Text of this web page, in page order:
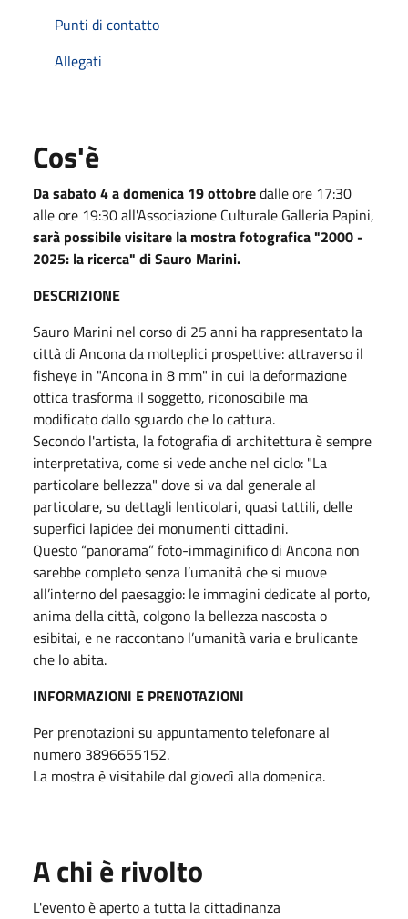
Punti di contatto
Allegati
Cos'è
Da sabato 4 a domenica 19 ottobredalle ore 17:30
alle ore 19:30 all'Associazione Culturale Galleria Papini,
sarà possibile visitare la mostra fotografica "2000 -
2025: la ricerca" di Sauro Marini.
DESCRIZIONE
Sauro Marini nel corso di 25 anni ha rappresentato la
città di Ancona da molteplici prospettive: attraverso il
fisheye in "Ancona in 8 mm" in cui la deformazione
ottica trasforma il soggetto, riconoscibile ma
modificato dallo sguardo che lo cattura.
Secondo l'artista, la fotografia di architettura è sempre
interpretativa, come si vede anche nel ciclo: "La
particolare bellezza" dove si va dal generale al
particolare, su dettagli lenticolari, quasi tattili, delle
superfici lapidee dei monumenti cittadini.
Questo “panorama” foto-immaginifico di Ancona non
sarebbe completo senza l’umanità che si muove
all’interno del paesaggio: le immagini dedicate al porto,
anima della città, colgono la bellezza nascosta o
esibitai, e ne raccontano l’umanità varia e brulicante
che lo abita.
INFORMAZIONI E PRENOTAZIONI
Per prenotazioni su appuntamento telefonare al
numero 3896655152.
La mostra è visitabile dal giovedì alla domenica.
A chi è rivolto
L'evento è aperto a tutta la cittadinanza